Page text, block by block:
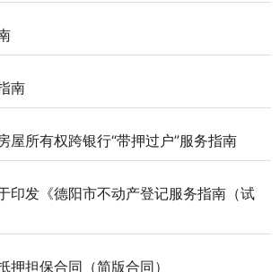
南
屋所有权跨银行“带押过户”服务指南
印发《德阳市不动产登记服务指南（试
押担保合同（简版合同）